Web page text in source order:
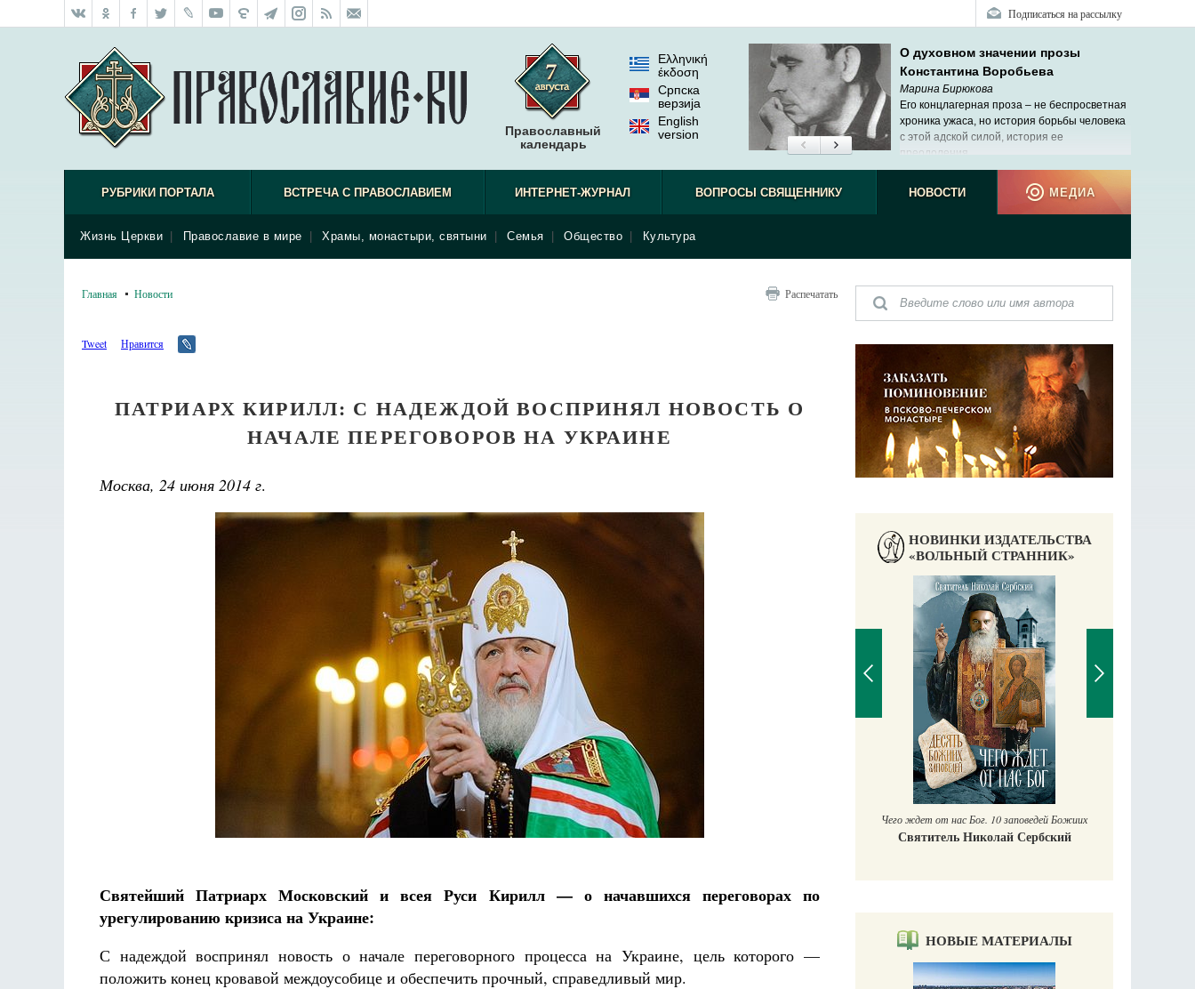
Подписаться на рассылку
Православный
календарь
Ελληνική
έκδοση
Српска
верзиjа
English
version
О духовном значении прозы
Константина Воробьева
Марина Бирюкова
Его концлагерная проза – не беспросветная
хроника ужаса, но история борьбы человека
с этой адской силой, история ее
преодоления.
РУБРИКИ ПОРТАЛА ВСТРЕЧА С ПРАВОСЛАВИЕМ ИНТЕРНЕТ-ЖУРНАЛ ВОПРОСЫ СВЯЩЕННИКУ НОВОСТИ
Жизнь Церкви Православие в мире Храмы, монастыри, святыни Семья Общество Культура
МЕДИА
Главная Новости Распечатать
Tweet Нравится
ПАТРИАРХ КИРИЛЛ: С НАДЕЖДОЙ ВОСПРИНЯЛ НОВОСТЬ О
НАЧАЛЕ ПЕРЕГОВОРОВ НА УКРАИНЕ
Москва, 24 июня 2014 г.
Святейший Патриарх Московский и всея Руси Кирилл — о начавшихся переговорах по
урегулированию кризиса на Украине:
С надеждой воспринял новость о начале переговорного процесса на Украине, цель которого —
положить конец кровавой междоусобице и обеспечить прочный, справедливый мир.
НОВИНКИ ИЗДАТЕЛЬСТВА
«ВОЛЬНЫЙ СТРАННИК»
Как найти своё место в жизни
Кирилл Мурышев
Великомученик Георгий Победоносец. Научись у
Чего ждет от нас Бог. 10 заповедей Божиих
Святитель Николай Сербский
НОВЫЕ МАТЕРИАЛЫ